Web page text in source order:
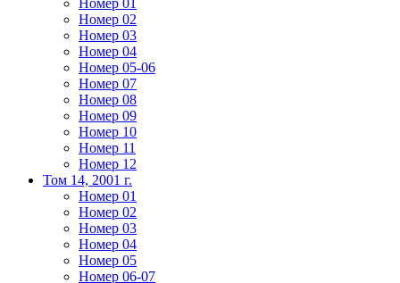
Номер 01
Номер 02
Номер 03
Номер 04
Номер 05-06
Номер 07
Номер 08
Номер 09
Номер 10
Номер 11
Номер 12
Том 14, 2001 г.
Номер 01
Номер 02
Номер 03
Номер 04
Номер 05
Номер 06-07